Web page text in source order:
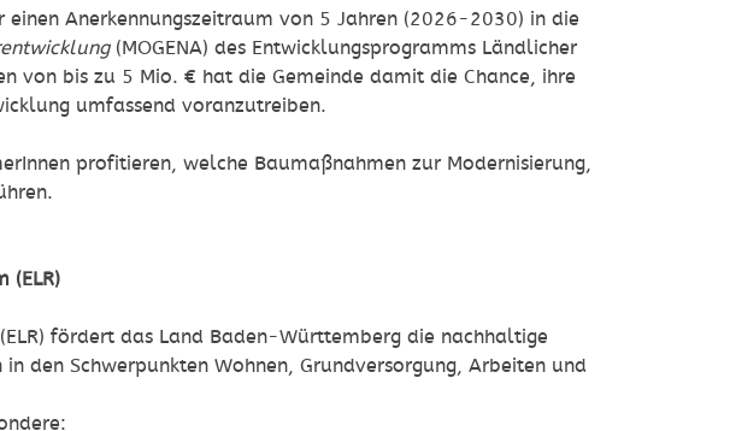
Anerkennungszeitraum von 5 Jahren (2026-2030) in die
(MOGENA) des Entwicklungsprogramms Ländlicher
von bis zu 5 Mio. € hat die Gemeinde damit die Chance, ihre
umfassend voranzutreiben.
profitieren, welche Baumaßnahmen zur Modernisierung,
(ELR)
fördert das Land Baden-Württemberg die nachhaltige
den Schwerpunkten Wohnen, Grundversorgung, Arbeiten und